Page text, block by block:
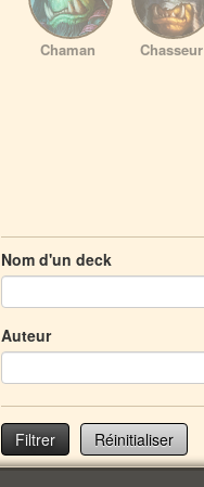
Chaman Chasseur
Nom d'un deck
Auteur
Réinitialiser